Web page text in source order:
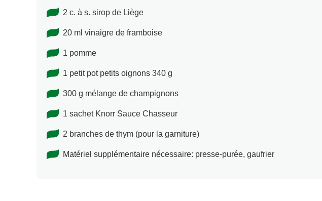
2 c. à s. sirop de Liège
20 ml vinaigre de framboise
1 pomme
1 petit pot petits oignons 340 g
300 g mélange de champignons
1 sachet Knorr Sauce Chasseur
2 branches de thym (pour la garniture)
Matériel supplémentaire nécessaire: presse-purée, gaufrier